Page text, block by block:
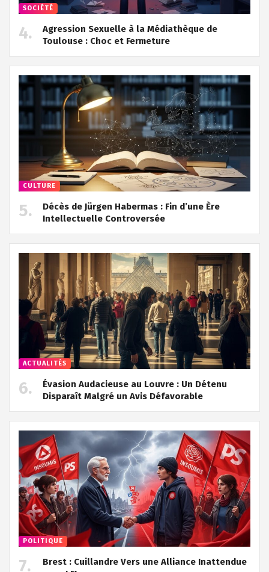
SOCIÉTÉ
Agression Sexuelle à la Médiathèque de
Toulouse : Choc et Fermeture
CULTURE
Décès de Jürgen Habermas : Fin d’une Ère
Intellectuelle Controversée
ACTUALITÉS
Évasion Audacieuse au Louvre : Un Détenu
Disparaît Malgré un Avis Défavorable
POLITIQUE
Brest : Cuillandre Vers une Alliance Inattendue